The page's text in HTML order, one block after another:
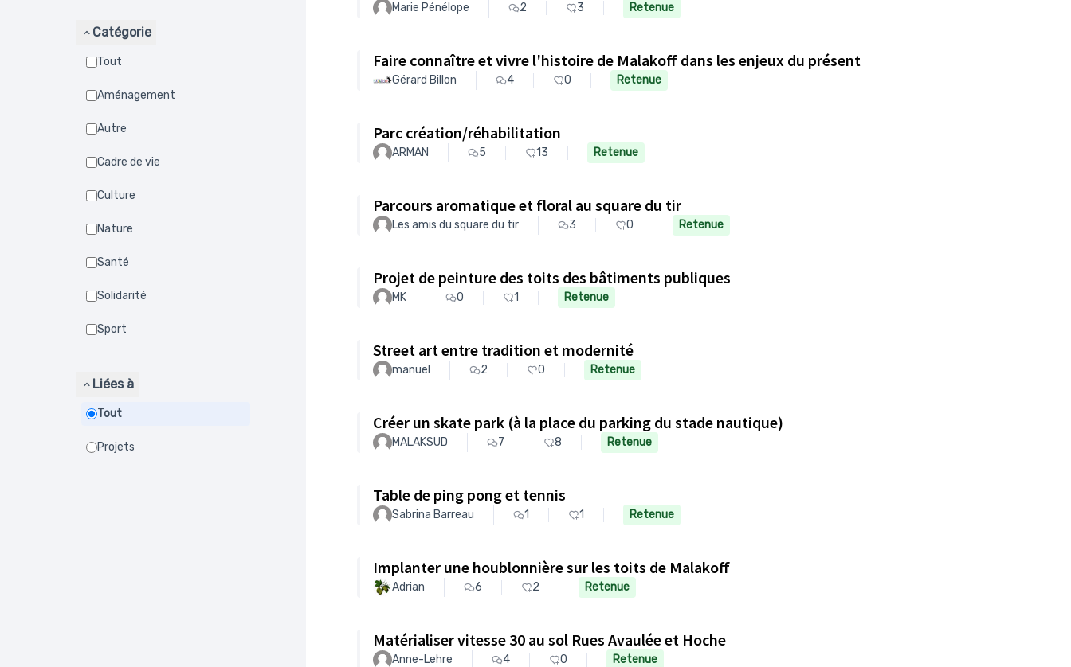
Catégorie
Tout
Aménagement
Autre
Cadre de vie
Culture
Nature
Santé
Solidarité
Sport
Liées à
Tout
Projets
Marie Pénélope 2 3 Retenue
Faire connaître et vivre l'histoire de Malakoff dans les enjeux du présent
Gérard Billon 4 0 Retenue
Parc création/réhabilitation
ARMAN 5 13 Retenue
Parcours aromatique et floral au square du tir
Les amis du square du tir 3 0 Retenue
Projet de peinture des toits des bâtiments publiques
MK 0 1 Retenue
Street art entre tradition et modernité
manuel 2 0 Retenue
Créer un skate park (à la place du parking du stade nautique)
MALAKSUD 7 8 Retenue
Table de ping pong et tennis
Sabrina Barreau 1 1 Retenue
Implanter une houblonnière sur les toits de Malakoff
Adrian 6 2 Retenue
Matérialiser vitesse 30 au sol Rues Avaulée et Hoche
Anne-Lehre 4 0 Retenue